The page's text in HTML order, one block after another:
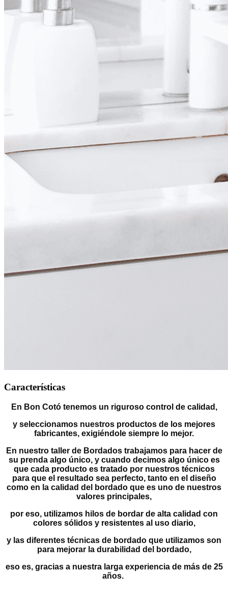
Características
En Bon Cotó tenemos un riguroso control de calidad,
y seleccionamos nuestros productos de los mejores
fabricantes, exigiéndole siempre lo mejor.
En nuestro taller de Bordados trabajamos para hacer de
su prenda algo único, y cuando decimos algo único es
que cada producto es tratado por nuestros técnicos
para que el resultado sea perfecto, tanto en el diseño
como en la calidad del bordado que es uno de nuestros
valores principales,
por eso, utilizamos hilos de bordar de alta calidad con
colores sólidos y resistentes al uso diario,
y las diferentes técnicas de bordado que utilizamos son
para mejorar la durabilidad del bordado,
eso es, gracias a nuestra larga experiencia de más de 25
años.